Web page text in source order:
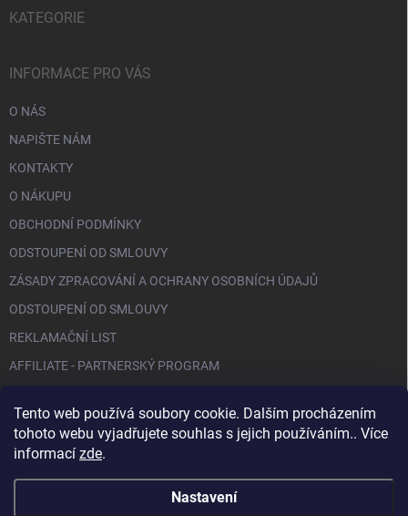
Tento web používá soubory cookie. Dalším procházením
tohoto webu vyjadřujete souhlas s jejich používáním.. Více
informací zde.
Nastavení
KATEGORIE
INFORMACE PRO VÁS
O NÁS
NAPIŠTE NÁM
KONTAKTY
O NÁKUPU
OBCHODNÍ PODMÍNKY
ODSTOUPENÍ OD SMLOUVY
ZÁSADY ZPRACOVÁNÍ A OCHRANY OSOBNÍCH ÚDAJŮ
ODSTOUPENÍ OD SMLOUVY
REKLAMAČNÍ LIST
AFFILIATE - PARTNERSKÝ PROGRAM
FACEBOOK